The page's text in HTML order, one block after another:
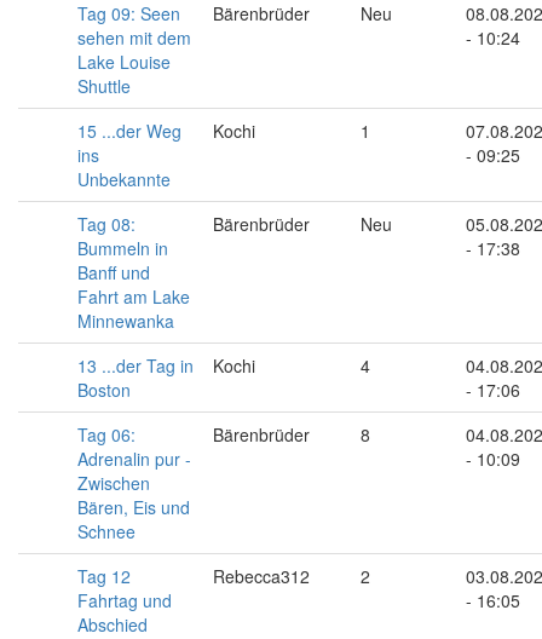
Tag 09: Seen
sehen mit dem
Lake Louise
Shuttle
Bärenbrüder Neu
- 10:24
15 ...der Weg
ins
Unbekannte
Kochi 1
- 09:25
Tag 08:
Bummeln in
Banff und
Fahrt am Lake
Minnewanka
Bärenbrüder Neu
- 17:38
13 ...der Tag in
Boston
Kochi 4
- 17:06
Tag 06:
Adrenalin pur -
Zwischen
Bären, Eis und
Schnee
Bärenbrüder 8
- 10:09
Tag 12
Fahrtag und
Abschied
Rebecca312 2
- 16:05